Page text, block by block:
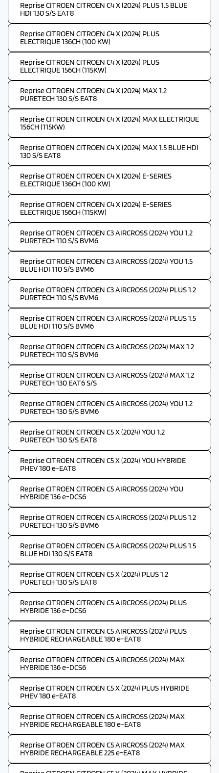
Reprise CITROEN CITROEN C4 X (2024) PLUS 1.5 BLUE
HDI 130 S/S EAT8
Reprise CITROEN CITROEN C4 X (2024) PLUS
ELECTRIQUE 136CH (100 KW)
Reprise CITROEN CITROEN C4 X (2024) PLUS
ELECTRIQUE 156CH (115KW)
Reprise CITROEN CITROEN C4 X (2024) MAX 1.2
PURETECH 130 S/S EAT8
Reprise CITROEN CITROEN C4 X (2024) MAX ELECTRIQUE
156CH (115KW)
Reprise CITROEN CITROEN C4 X (2024) MAX 1.5 BLUE HDI
130 S/S EAT8
Reprise CITROEN CITROEN C4 X (2024) E-SERIES
ELECTRIQUE 136CH (100 KW)
Reprise CITROEN CITROEN C4 X (2024) E-SERIES
ELECTRIQUE 156CH (115KW)
Reprise CITROEN CITROEN C3 AIRCROSS (2024) YOU 1.2
PURETECH 110 S/S BVM6
Reprise CITROEN CITROEN C3 AIRCROSS (2024) YOU 1.5
BLUE HDI 110 S/S BVM6
Reprise CITROEN CITROEN C3 AIRCROSS (2024) PLUS 1.2
PURETECH 110 S/S BVM6
Reprise CITROEN CITROEN C3 AIRCROSS (2024) PLUS 1.5
BLUE HDI 110 S/S BVM6
Reprise CITROEN CITROEN C3 AIRCROSS (2024) MAX 1.2
PURETECH 110 S/S BVM6
Reprise CITROEN CITROEN C3 AIRCROSS (2024) MAX 1.2
PURETECH 130 EAT6 S/S
Reprise CITROEN CITROEN C5 AIRCROSS (2024) YOU 1.2
PURETECH 130 S/S BVM6
Reprise CITROEN CITROEN C5 X (2024) YOU 1.2
PURETECH 130 S/S EAT8
Reprise CITROEN CITROEN C5 X (2024) YOU HYBRIDE
PHEV 180 e-EAT8
Reprise CITROEN CITROEN C5 AIRCROSS (2024) YOU
HYBRIDE 136 e-DCS6
Reprise CITROEN CITROEN C5 AIRCROSS (2024) PLUS 1.2
PURETECH 130 S/S BVM6
Reprise CITROEN CITROEN C5 AIRCROSS (2024) PLUS 1.5
BLUE HDI 130 S/S EAT8
Reprise CITROEN CITROEN C5 X (2024) PLUS 1.2
PURETECH 130 S/S EAT8
Reprise CITROEN CITROEN C5 AIRCROSS (2024) PLUS
HYBRIDE 136 e-DCS6
Reprise CITROEN CITROEN C5 AIRCROSS (2024) PLUS
HYBRIDE RECHARGEABLE 180 e-EAT8
Reprise CITROEN CITROEN C5 AIRCROSS (2024) MAX
HYBRIDE 136 e-DCS6
Reprise CITROEN CITROEN C5 X (2024) PLUS HYBRIDE
PHEV 180 e-EAT8
Reprise CITROEN CITROEN C5 AIRCROSS (2024) MAX
HYBRIDE RECHARGEABLE 180 e-EAT8
Reprise CITROEN CITROEN C5 AIRCROSS (2024) MAX
HYBRIDE RECHARGEABLE 225 e-EAT8